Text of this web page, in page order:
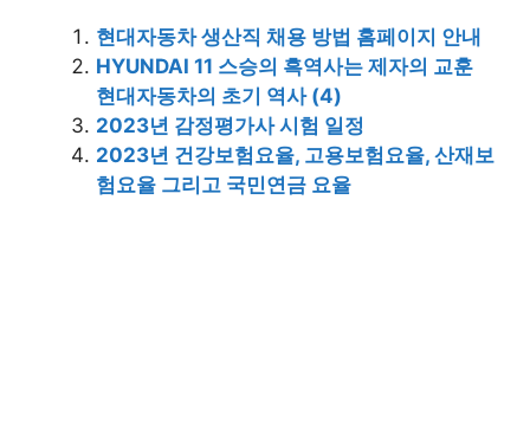
현대자동차 생산직 채용 방법 홈페이지 안내
HYUNDAI 11 스승의 흑역사는 제자의 교훈
현대자동차의 초기 역사 (4)
2023년 감정평가사 시험 일정
2023년 건강보험요율, 고용보험요율, 산재보
험요율 그리고 국민연금 요율